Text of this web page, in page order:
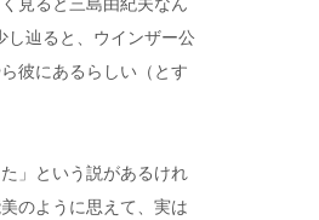
辿ると、ウインザー公
彼にあるらしい（とす
」という説があるけれ
のように思えて、実は